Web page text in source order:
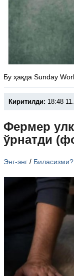
Бу ҳақда Sunday
Киритилди: 18:48
Фермер
ўрнатди
Энг-энг / Биласизми?